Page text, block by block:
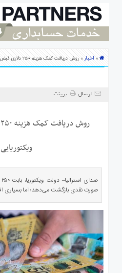
استرالیا
ارتباط» اخبار» روش دریافت کمک هزینه ۲۵۰ دلاری قبض برق برای ویکتوریایی‌ها
ارسال پرینت
صورت نقدی بازگشت می‌دهد؛ اما بسیاری